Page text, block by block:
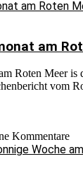
am
Roten Meer is
vom
Kommentare